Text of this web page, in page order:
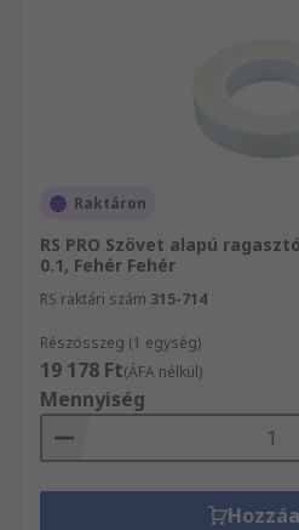
Raktáron
RS PRO Szövet alapú
0.1, Fehér Fehér
RS raktári szám 315-714
Részösszeg (1 egység)
19 178 Ft(ÁFA nélkül)
Mennyiség